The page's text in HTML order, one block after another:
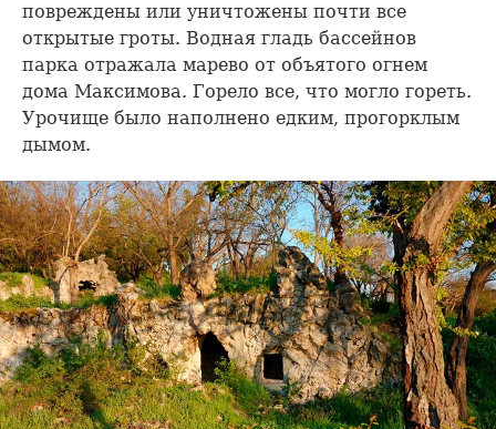
повреждены или уничтожены почти все
открытые гроты. Водная гладь бассейнов
парка отражала марево от объятого огнем
дома Максимова. Горело все, что могло гореть.
Урочище было наполнено едким, прогорклым
дымом.